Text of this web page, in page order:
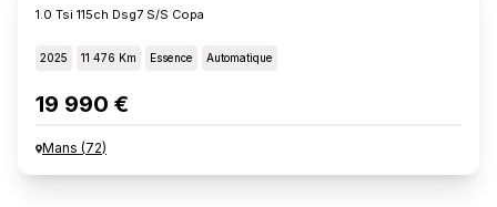
1.0 Tsi 115ch Dsg7 S/s Copa
2025 11 476 Km Essence Automatique
19 990 €
Mans (72)